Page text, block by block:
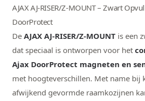
AJAX AJ-RISER/Z-MOUNT – Zwart
DoorProtect
De AJAX AJ-RISER/Z-MOUNT is een
dat speciaal is ontworpen voor het
Ajax DoorProtect magneten en
met hoogteverschillen. Met name bij
afwijkend gevormde raamkozijnen